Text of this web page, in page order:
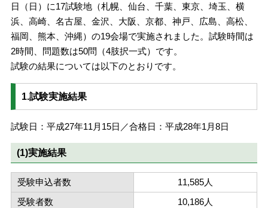
日（日）に17試験地（札幌、仙台、千葉、東京、埼玉、横
浜、高崎、名古屋、金沢、大阪、京都、神戸、広島、高松、
福岡、熊本、沖縄）の19会場で実施されました。試験時間は
2時間、問題数は50問（4肢択一式）です。
試験の結果については以下のとおりです。
1.試験実施結果
試験日：平成27年11月15日／合格日：平成28年1月8日
(1)実施結果
受験申込者数
11,585人
受験者数
10,186人